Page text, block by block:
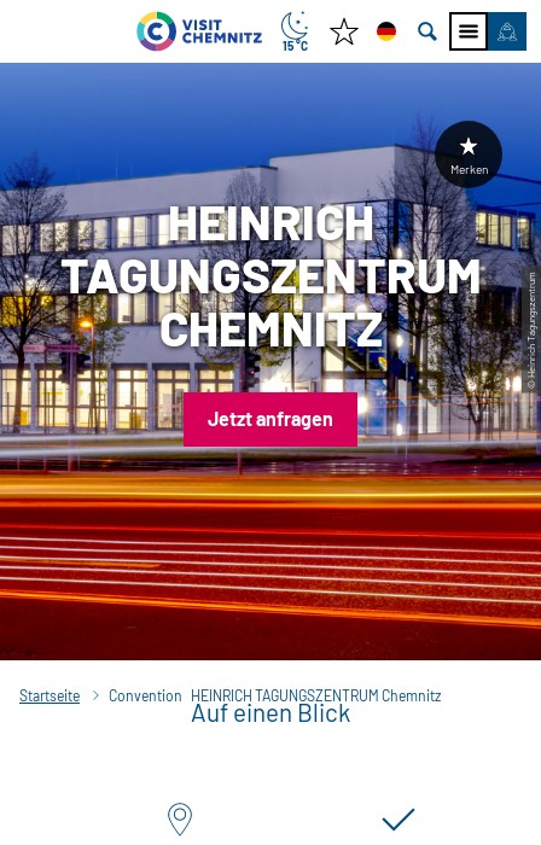
15 °C
© Heinrich Tagungszentrum
HEINRICH
TAGUNGSZENTRUM
CHEMNITZ
Jetzt anfragen
Startseite Convention HEINRICH TAGUNGSZENTRUM Chemnitz
Auf einen Blick
Merken